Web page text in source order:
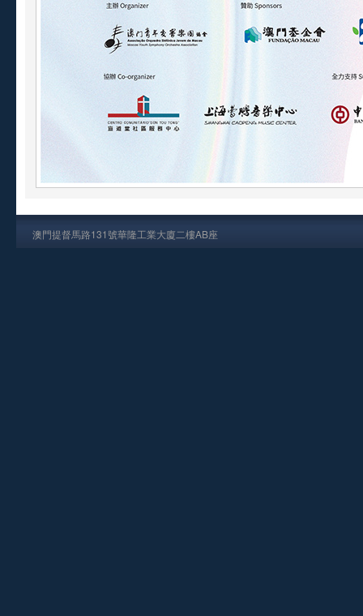
澳門提督馬路131號華隆工業大廈二樓AB座